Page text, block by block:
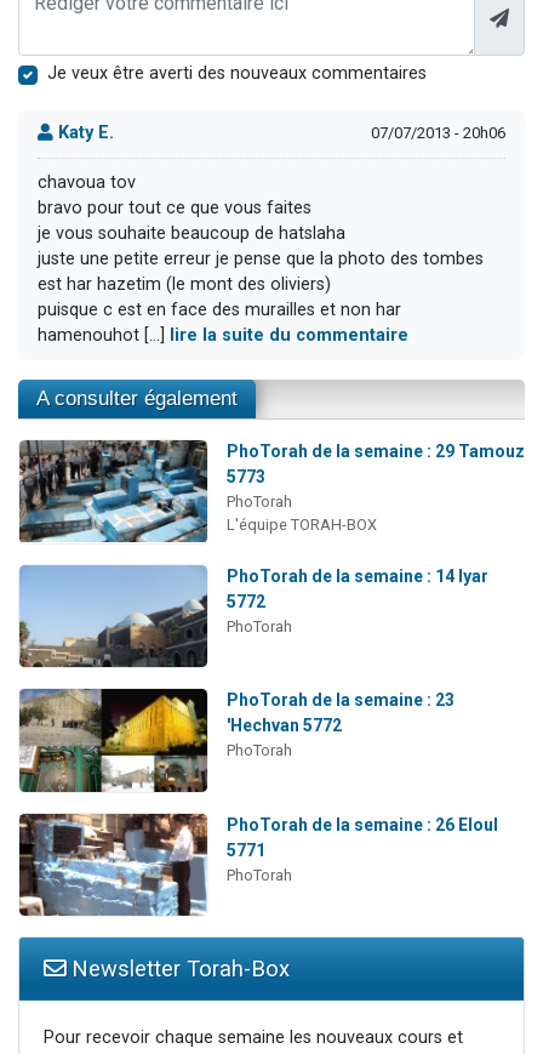
Je veux être averti des nouveaux commentaires
Katy E. 07/07/2013 - 20h06
chavoua tov
bravo pour tout ce que vous faites
je vous souhaite beaucoup de hatslaha
juste une petite erreur je pense que la photo des tombes
est har hazetim (le mont des oliviers)
puisque c est en face des murailles et non har
hamenouhot [...] lire la suite du commentaire
A consulter également
PhoTorah de la semaine : 29 Tamouz
5773
PhoTorah
L'équipe TORAH-BOX
PhoTorah de la semaine : 14 Iyar
5772
PhoTorah
PhoTorah de la semaine : 23
'Hechvan 5772
PhoTorah
PhoTorah de la semaine : 26 Eloul
5771
PhoTorah
Newsletter Torah-Box
Pour recevoir chaque semaine les nouveaux cours et